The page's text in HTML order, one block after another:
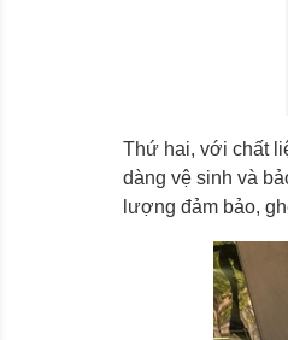
Thứ hai, với chất
dàng vệ sinh và
lượng đảm bảo,